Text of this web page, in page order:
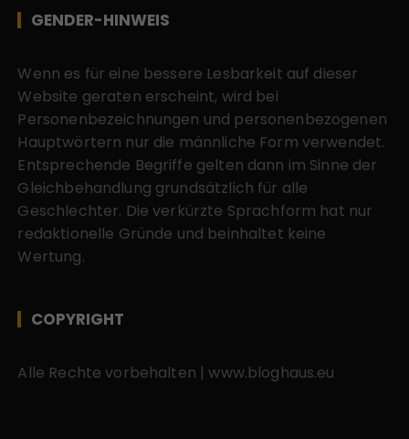
GENDER-HINWEIS
Wenn es für eine bessere Lesbarkeit auf dieser
Website geraten erscheint, wird bei
Personenbezeichnungen und personenbezogenen
Hauptwörtern nur die männliche Form verwendet.
Entsprechende Begriffe gelten dann im Sinne der
Gleichbehandlung grundsätzlich für alle
Geschlechter. Die verkürzte Sprachform hat nur
redaktionelle Gründe und beinhaltet keine
Wertung.
COPYRIGHT
Alle Rechte vorbehalten | www.bloghaus.eu